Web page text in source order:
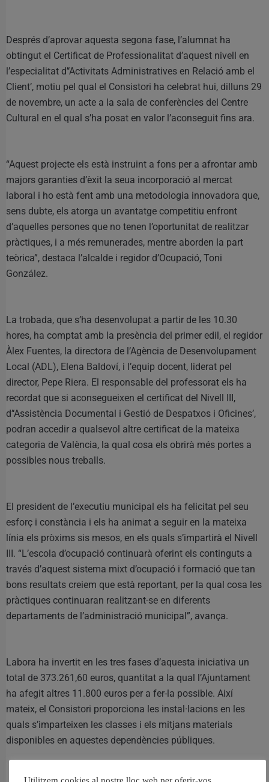
Després d’aprovar aquesta segona fase, l’alumnat ha
obtingut el Certificat de Professionalitat d’aquest nivell en
l’especialitat d’‘Activitats Administratives en Relació amb el
Client’, motiu pel qual el Consistori ha celebrat hui, dilluns 29
de novembre, un acte a la sala de conferències del Centre
Cultural en el qual s’ha posat en valor l’aconseguit fins ara.
“Aquest projecte els està instruint a fons per a afrontar amb
majors garanties d’èxit la seua incorporació al mercat
laboral i ho està fent amb una metodologia innovadora que,
sens dubte, els atorga un avantatge competitiu enfront
d’aquelles persones que no tenen l’oportunitat de realitzar
pràctiques, i a més remunerades, mentre aborden la part
teòrica”, destaca l’alcalde i regidor d’Ocupació, Toni
González.
La trobada, que s’ha desenvolupat a partir de les 10.30
hores, ha comptat amb la presència del primer edil, el regidor
Àlex Fuentes, la directora de l’Agència de Desenvolupament
Local (ADL), Elena Baldoví, i l’equip docent, liderat pel
director, Pepe Riera. El responsable del professorat els ha
recordat que si aconsegueixen el certificat del Nivell III,
d’‘Assistència Documental i Gestió de Despatxos i Oficines’,
podran accedir a qualsevol altre certificat de la mateixa
categoria de València, la qual cosa els obrirà més portes a
possibles nous treballs.
El president de l’executiu municipal els ha felicitat pel seu
esforç i constància i els ha animat a seguir en la mateixa
línia els pròxims sis mesos, en els quals s’impartirà el Nivell
III. “L’escola d’ocupació continuarà oferint els continguts a
través d’aquest sistema mixt d’ocupació i formació que tan
bons resultats creiem que està reportant, per la qual cosa les
pràctiques continuaran realitzant-se en diferents
departaments de l’administració municipal”, avança.
Labora ha invertit en les tres fases d’aquesta iniciativa un
total de 373.261,60 euros, quantitat a la qual l’Ajuntament
ha afegit altres 11.800 euros per a fer-la possible. Així
mateix, el Consistori proporciona les instal·lacions en les
quals s’imparteixen les classes i els mitjans materials
disponibles en aquestes dependències públiques.
Utilitzem cookies al nostre lloc web per oferir-vos